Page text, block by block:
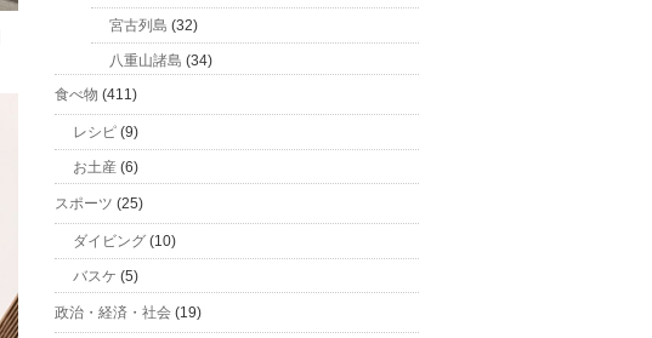
宮古列島 (32)
八重山諸島 (34)
食べ物 (411)
レシピ (9)
お土産 (6)
スポーツ (25)
ダイビング (10)
バスケ (5)
政治・経済・社会 (19)